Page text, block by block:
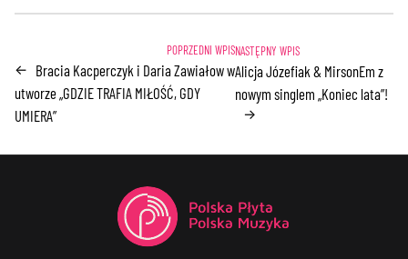
← Bracia Kacperczyk i Daria Zawiałow w
utworze „GDZIE TRAFIA MIŁOŚĆ, GDY
UMIERA”
Alicja Józefiak & MirsonEm z
nowym singlem „Koniec lata”!
→